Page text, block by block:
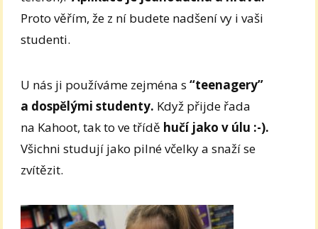
Proto věřím, že z ní budete nadšení vy i vaši
studenti.
U nás ji používáme zejména s“teenagery”
a dospělými studenty. Když přijde řada
na Kahoot, tak to ve třídě hučí jako v úlu :-).
Všichni studují jako pilné včelky a snaží se
zvítězit.